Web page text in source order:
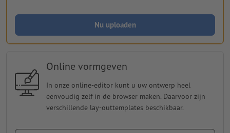
Nu uploaden
Online vormgeven
In onze online-editor kunt u uw ontwerp heel
eenvoudig zelf in de browser maken. Daarvoor zijn
verschillende lay-outtemplates beschikbaar.